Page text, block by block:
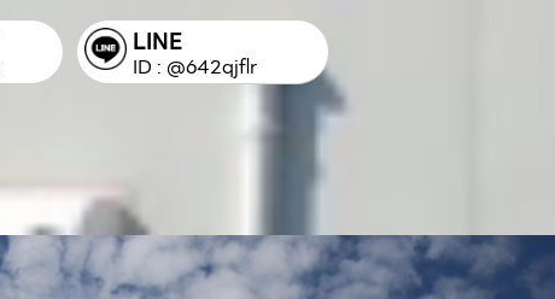
LINE
ID : @642qjflr